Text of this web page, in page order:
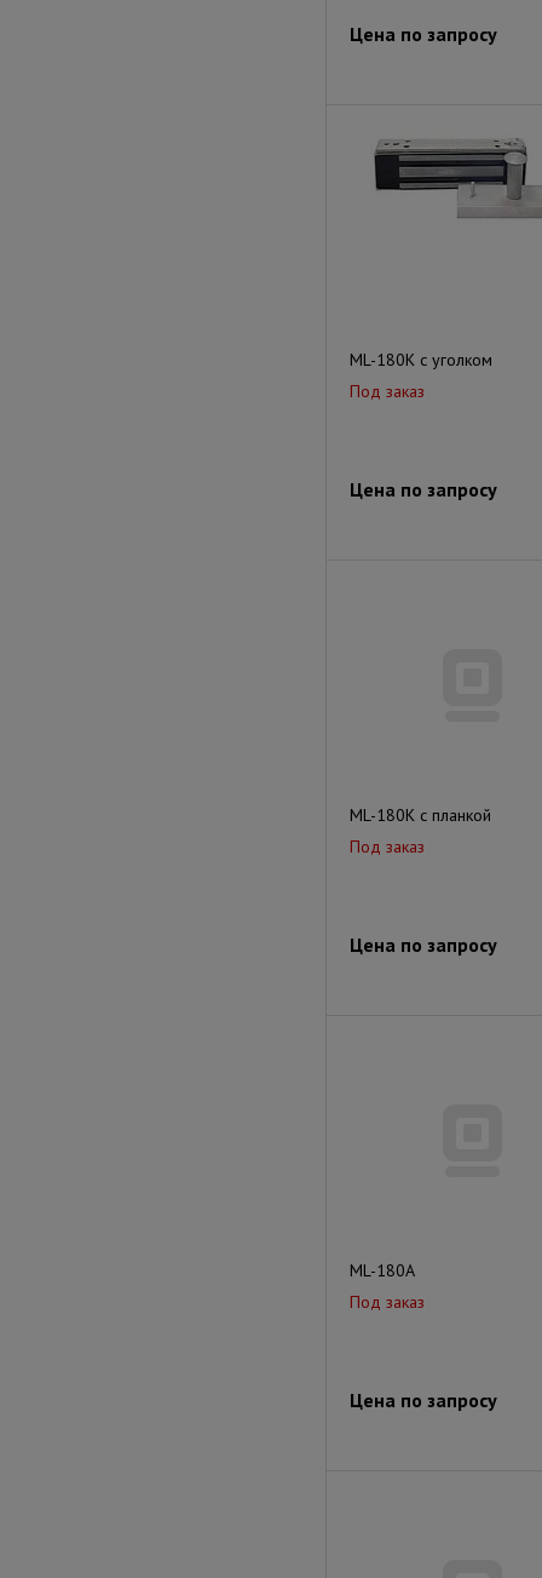
Цена по запросу
ML-180K с уголком
Под заказ
Цена по запросу
ML-180K с планкой
Под заказ
Цена по запросу
ML-180A
Под заказ
Цена по запросу